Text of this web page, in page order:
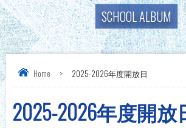
SCHOOL ALBUM
Home > 2025-2026年度開放日
2025-2026年度開放